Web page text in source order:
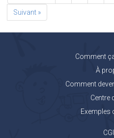
Suivant »
Comment
À
Comment
Centre
Exemples